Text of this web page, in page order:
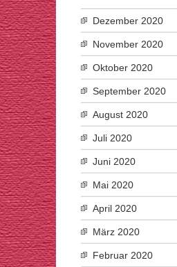
Dezember 2020
November 2020
Oktober 2020
September 2020
August 2020
Juli 2020
Juni 2020
Mai 2020
April 2020
März 2020
Februar 2020